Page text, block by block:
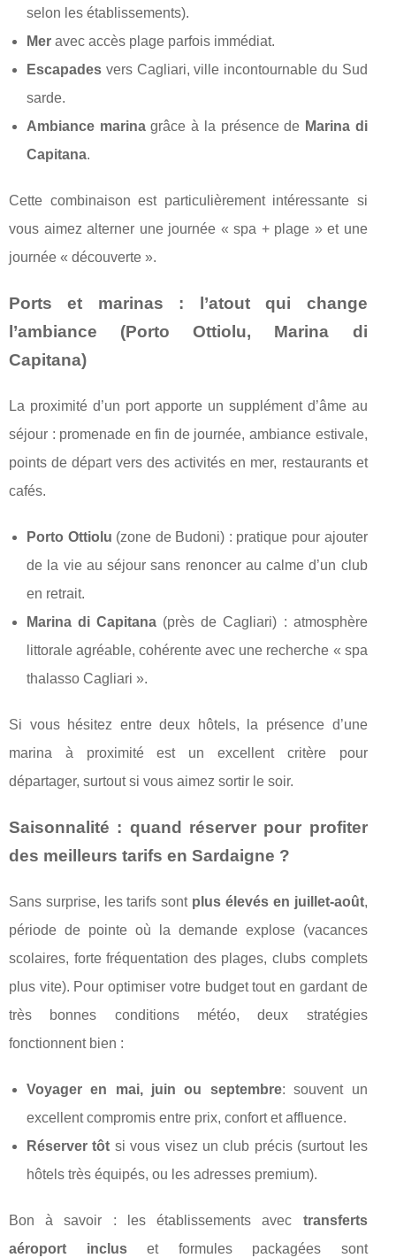
selon les établissements).
Mer avec accès plage parfois immédiat.
Escapades vers Cagliari, ville incontournable du Sud
sarde.
Ambiance marinagrâce à la présence de Marina di
Capitana.
Cette combinaison est particulièrement intéressante si
vous aimez alterner une journée « spa + plage » et une
journée « découverte ».
Ports et marinas : l’atout qui change
l’ambiance (Porto Ottiolu, Marina di
Capitana)
La proximité d’un port apporte un supplément d’âme au
séjour : promenade en fin de journée, ambiance estivale,
points de départ vers des activités en mer, restaurants et
cafés.
Porto Ottiolu (zone de Budoni) : pratique pour ajouter
de la vie au séjour sans renoncer au calme d’un club
en retrait.
Marina di Capitana (près de Cagliari) : atmosphère
littorale agréable, cohérente avec une recherche « spa
thalasso Cagliari ».
Si vous hésitez entre deux hôtels, la présence d’une
marina à proximité est un excellent critère pour
départager, surtout si vous aimez sortir le soir.
Saisonnalité : quand réserver pour profiter
des meilleurs tarifs en Sardaigne ?
Sans surprise, les tarifs sont plus élevés en juillet‑août,
période de pointe où la demande explose (vacances
scolaires, forte fréquentation des plages, clubs complets
plus vite). Pour optimiser votre budget tout en gardant de
très bonnes conditions météo, deux stratégies
fonctionnent bien :
Voyager en mai, juin ou septembre: souvent un
excellent compromis entre prix, confort et affluence.
Réserver tôt si vous visez un club précis (surtout les
hôtels très équipés, ou les adresses premium).
Bon à savoir : les établissements avec transferts
aéroport incluset formules packagées sont